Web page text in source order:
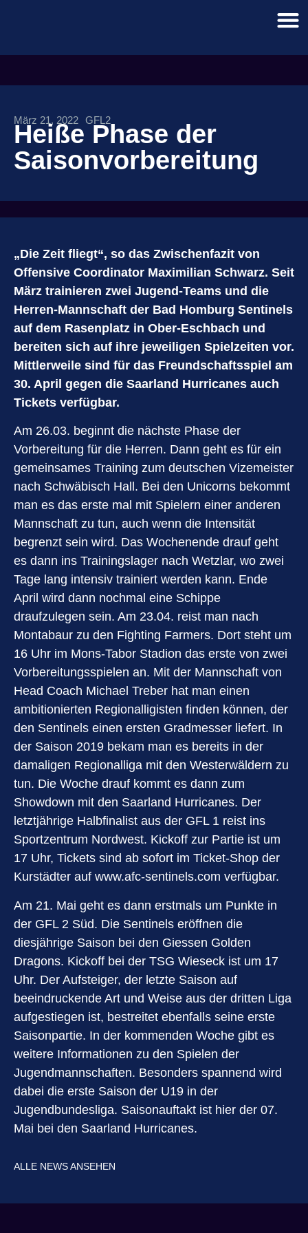
März 21, 2022 GFL2
Heiße Phase der
Saisonvorbereitung
„Die Zeit fliegt“, so das Zwischenfazit von
Offensive Coordinator Maximilian Schwarz. Seit
März trainieren zwei Jugend-Teams und die
Herren-Mannschaft der Bad Homburg Sentinels
auf dem Rasenplatz in Ober-Eschbach und
bereiten sich auf ihre jeweiligen Spielzeiten vor.
Mittlerweile sind für das Freundschaftsspiel am
30. April gegen die Saarland Hurricanes auch
Tickets verfügbar.
Am 26.03. beginnt die nächste Phase der
Vorbereitung für die Herren. Dann geht es für ein
gemeinsames Training zum deutschen Vizemeister
nach Schwäbisch Hall. Bei den Unicorns bekommt
man es das erste mal mit Spielern einer anderen
Mannschaft zu tun, auch wenn die Intensität
begrenzt sein wird. Das Wochenende drauf geht
es dann ins Trainingslager nach Wetzlar, wo zwei
Tage lang intensiv trainiert werden kann. Ende
April wird dann nochmal eine Schippe
draufzulegen sein. Am 23.04. reist man nach
Montabaur zu den Fighting Farmers. Dort steht um
16 Uhr im Mons-Tabor Stadion das erste von zwei
Vorbereitungsspielen an. Mit der Mannschaft von
Head Coach Michael Treber hat man einen
ambitionierten Regionalligisten finden können, der
den Sentinels einen ersten Gradmesser liefert. In
der Saison 2019 bekam man es bereits in der
damaligen Regionalliga mit den Westerwäldern zu
tun. Die Woche drauf kommt es dann zum
Showdown mit den Saarland Hurricanes. Der
letztjährige Halbfinalist aus der GFL 1 reist ins
Sportzentrum Nordwest. Kickoff zur Partie ist um
17 Uhr, Tickets sind ab sofort im Ticket-Shop der
Kurstädter auf www.afc-sentinels.com verfügbar.
Am 21. Mai geht es dann erstmals um Punkte in
der GFL 2 Süd. Die Sentinels eröffnen die
diesjährige Saison bei den Giessen Golden
Dragons. Kickoff bei der TSG Wieseck ist um 17
Uhr. Der Aufsteiger, der letzte Saison auf
beeindruckende Art und Weise aus der dritten Liga
aufgestiegen ist, bestreitet ebenfalls seine erste
Saisonpartie. In der kommenden Woche gibt es
weitere Informationen zu den Spielen der
Jugendmannschaften. Besonders spannend wird
dabei die erste Saison der U19 in der
Jugendbundesliga. Saisonauftakt ist hier der 07.
Mai bei den Saarland Hurricanes.
ALLE NEWS ANSEHEN